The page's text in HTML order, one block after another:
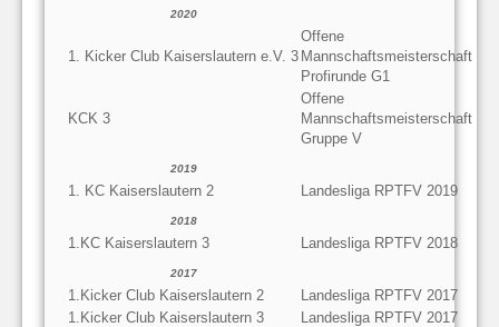
2020
1. Kicker Club Kaiserslautern e.V. 3
Offene
Mannschaftsmeisterschaft
Profirunde G1
KCK 3
Offene
Mannschaftsmeisterschaft
Gruppe V
2019
1. KC Kaiserslautern 2 Landesliga RPTFV 2019
2018
1.KC Kaiserslautern 3 Landesliga RPTFV 2018
2017
1.Kicker Club Kaiserslautern 2
Landesliga RPTFV 2017
1.Kicker Club Kaiserslautern 3
Landesliga RPTFV 2017